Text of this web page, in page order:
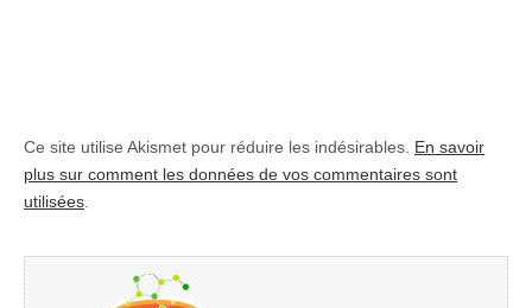
Ce site utilise Akismet pour réduire les indésirables. En savoir
plus sur comment les données de vos commentaires sont
utilisées